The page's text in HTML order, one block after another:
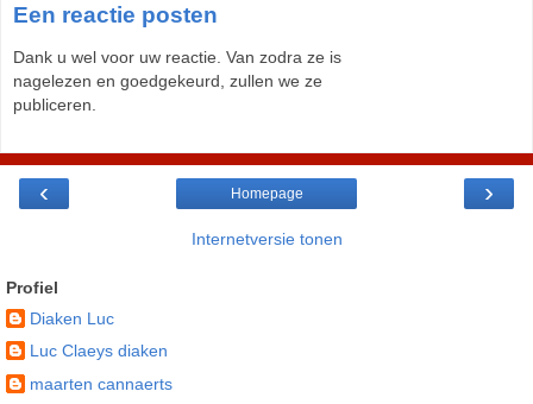
Een reactie posten
Dank u wel voor uw reactie. Van zodra ze is
nagelezen en goedgekeurd, zullen we ze
publiceren.
‹ ›
Homepage
Internetversie tonen
Profiel
Diaken Luc
Luc Claeys diaken
maarten cannaerts